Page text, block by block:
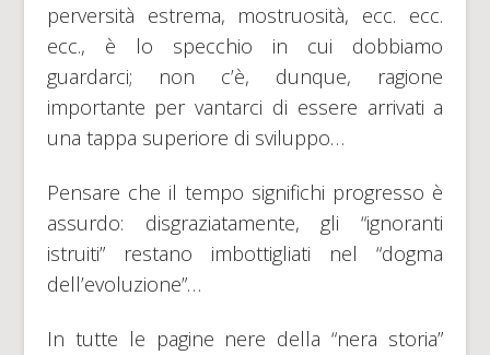
perversità estrema, mostruosità, ecc. ecc.
ecc., è lo specchio in cui dobbiamo
guardarci; non c’è, dunque, ragione
importante per vantarci di essere arrivati a
una tappa superiore di sviluppo…
Pensare che il tempo significhi progresso è
assurdo: disgraziatamente, gli “ignoranti
istruiti” restano imbottigliati nel “dogma
dell’evoluzione”…
In tutte le pagine nere della “nera storia”